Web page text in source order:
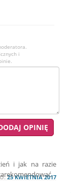
i
i jak na razie
25 KWIETNIA 2017